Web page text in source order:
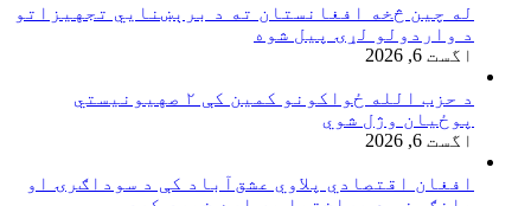
له چین څخه افغانستان ته د برېښنايي تجهیزاتو
د واردولو لړۍ پیل شوه
اگست 6, 2026
د حزب الله ځواکونو کمین کې ۲ صهیونیستي
پوځیان وژل شوي
اگست 6, 2026
افغان اقتصادي پلاوي عشق‌آباد کې د سوداګرۍ او